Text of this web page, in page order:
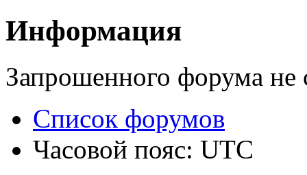
Информация
Запрошенного форума не
Список форумов
Часовой пояс: UTC